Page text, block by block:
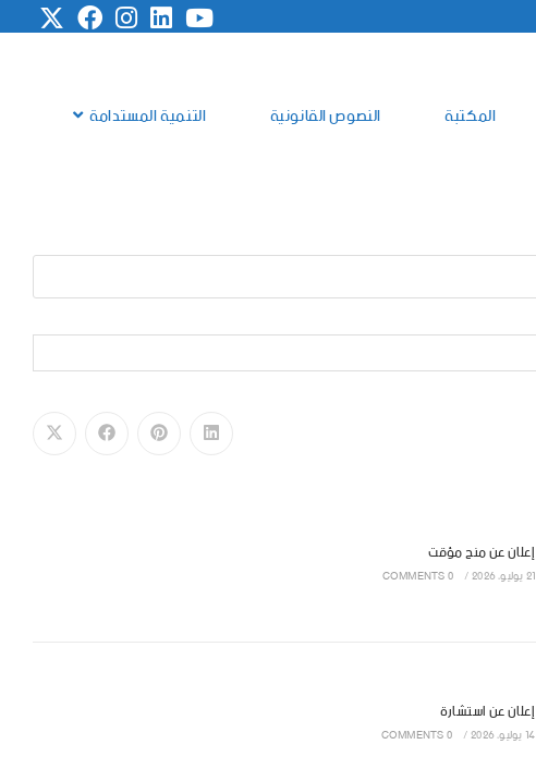
المكتبة النصوص القانونية التنمية المستدامة
إعلان عن منح مؤقت
21 يوليو، 2026 /
0 COMMENTS
إعلان عن استشارة
14 يوليو، 2026 /
0 COMMENTS